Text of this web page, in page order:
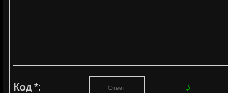
Код *: